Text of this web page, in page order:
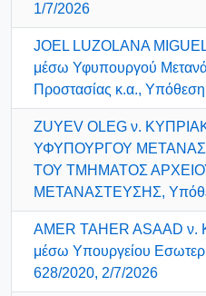
1/7/2026
JOEL LUZOLANA
μέσω Υφυπουργού
Προστασίας κ.α.,
ZUYEV OLEG ν.
ΥΦΥΠΟΥΡΓΟΥ
ΤΟΥ ΤΜΗΜΑΤΟΣ
ΜΕΤΑΝΑΣΤΕΥΣΗΣ,
AMER TAHER ASAAD ν.
μέσω Υπουργείου
628/2020, 2/7/2026